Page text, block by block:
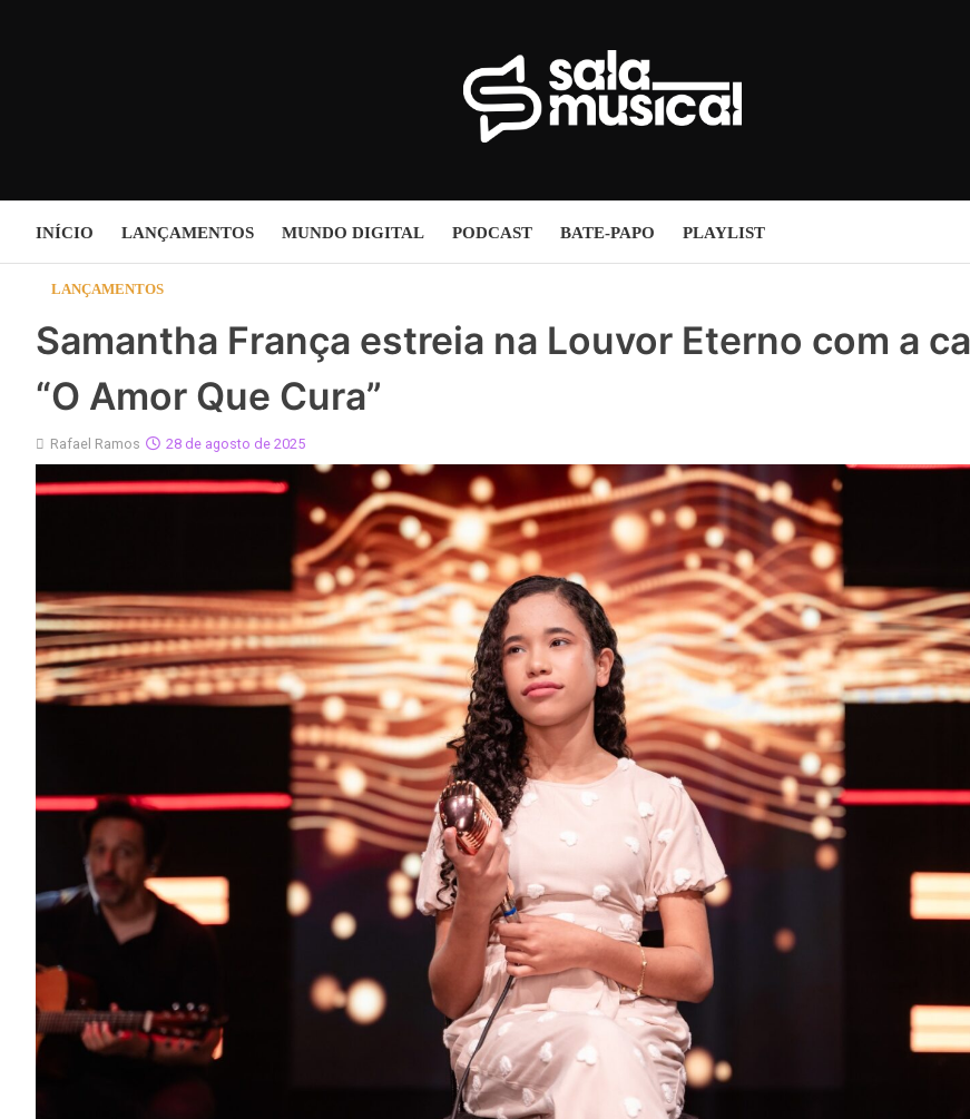
INÍCIO LANÇAMENTOS MUNDO DIGITAL PODCAST BATE-PAPO PLAYLIST
LANÇAMENTOS
Samantha França estreia na Louvor Eterno com a
“O Amor Que Cura”
Rafael Ramos 28 de agosto de 2025